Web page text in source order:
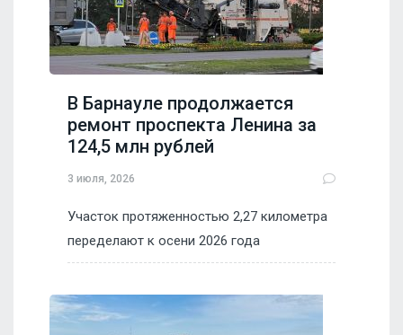
В Барнауле продолжается
ремонт проспекта Ленина за
124,5 млн рублей
3 июля, 2026
Участок протяженностью 2,27 километра
переделают к осени 2026 года